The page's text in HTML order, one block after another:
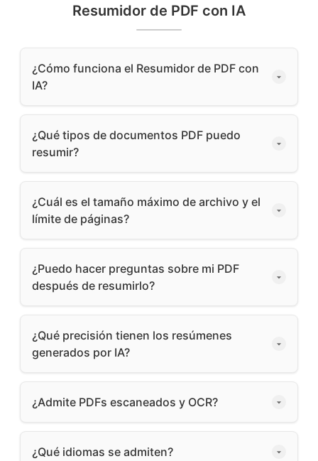
Resumidor de PDF con IA
¿Cómo funciona el Resumidor de PDF con
IA?
¿Qué tipos de documentos PDF puedo
resumir?
¿Cuál es el tamaño máximo de archivo y el
límite de páginas?
¿Puedo hacer preguntas sobre mi PDF
después de resumirlo?
¿Qué precisión tienen los resúmenes
generados por IA?
¿Admite PDFs escaneados y OCR?
¿Qué idiomas se admiten?